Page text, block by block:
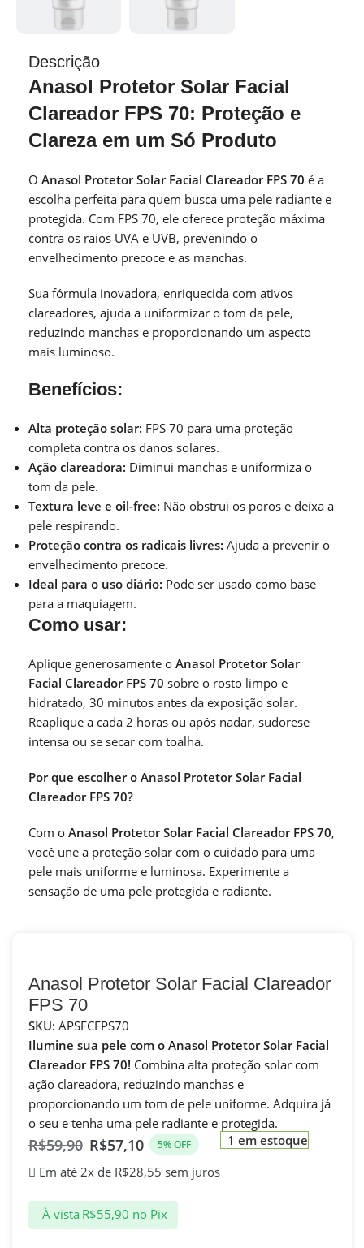
Descrição
Anasol Protetor Solar Facial
Clareador FPS 70: Proteção e
Clareza em um Só Produto
O Anasol Protetor Solar Facial Clareador FPS 70 é a
escolha perfeita para quem busca uma pele radiante e
protegida. Com FPS 70, ele oferece proteção máxima
contra os raios UVA e UVB, prevenindo o
envelhecimento precoce e as manchas.
Sua fórmula inovadora, enriquecida com ativos
clareadores, ajuda a uniformizar o tom da pele,
reduzindo manchas e proporcionando um aspecto
mais luminoso.
Benefícios:
Alta proteção solar: FPS 70 para uma proteção
completa contra os danos solares.
Ação clareadora: Diminui manchas e uniformiza o
tom da pele.
Textura leve e oil-free: Não obstrui os poros e deixa a
pele respirando.
Proteção contra os radicais livres: Ajuda a prevenir o
envelhecimento precoce.
Ideal para o uso diário: Pode ser usado como base
para a maquiagem.
Como usar:
Aplique generosamente o Anasol Protetor Solar
Facial Clareador FPS 70 sobre o rosto limpo e
hidratado, 30 minutos antes da exposição solar.
Reaplique a cada 2 horas ou após nadar, sudorese
intensa ou se secar com toalha.
Por que escolher o Anasol Protetor Solar Facial
Clareador FPS 70?
Com o Anasol Protetor Solar Facial Clareador FPS 70,
você une a proteção solar com o cuidado para uma
pele mais uniforme e luminosa. Experimente a
sensação de uma pele protegida e radiante.
Anasol Protetor Solar Facial Clareador
FPS 70
SKU: APSFCFPS70
Ilumine sua pele com o Anasol Protetor Solar Facial
Clareador FPS 70! Combina alta proteção solar com
ação clareadora, reduzindo manchas e
proporcionando um tom de pele uniforme. Adquira já
o seu e tenha uma pele radiante e protegida.
R$59,90 R$57,10 5% OFF
Em até 2x de R$28,55 sem juros
À vista R$55,90 no Pix
1 em estoque